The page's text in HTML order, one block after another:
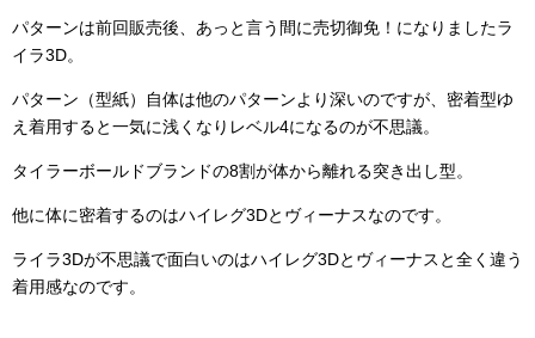
パターンは前回販売後、あっと言う間に売切御免！になりましたラ
イラ3D。
パターン（型紙）自体は他のパターンより深いのですが、密着型ゆ
え着用すると一気に浅くなりレベル4になるのが不思議。
タイラーボールドブランドの8割が体から離れる突き出し型。
他に体に密着するのはハイレグ3Dとヴィーナスなのです。
ライラ3Dが不思議で面白いのはハイレグ3Dとヴィーナスと全く違う
着用感なのです。